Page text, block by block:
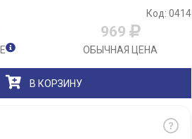
Код: 0414
969
ОБЫЧНАЯ ЦЕНА
В КОРЗИНУ